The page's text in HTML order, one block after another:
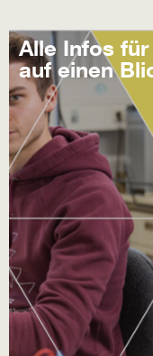
Alle Infos
auf einen